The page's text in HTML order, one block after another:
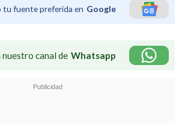
tu fuente preferida en Google
nuestro canal de Whatsapp